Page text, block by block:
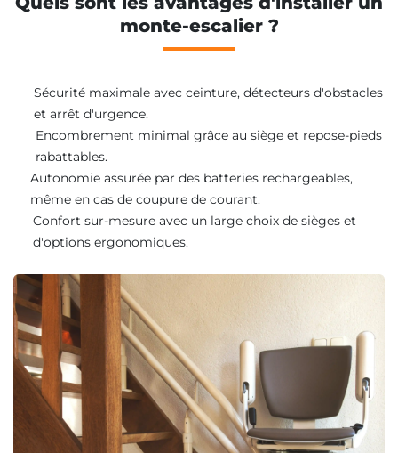
monte-escalier ?
Sécurité maximale avec ceinture, détecteurs d'obstacles
et arrêt d'urgence.
Encombrement minimal grâce au siège et repose-pieds
rabattables.
Autonomie assurée par des batteries rechargeables,
même en cas de coupure de courant.
Confort sur-mesure avec un large choix de sièges et
d'options ergonomiques.